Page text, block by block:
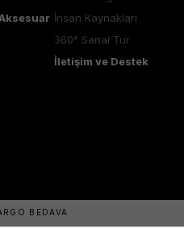
İnsan Kaynakları
360° Sanal Tur
İletişim ve Destek
BEDAVA